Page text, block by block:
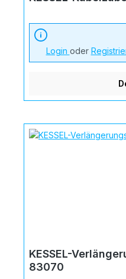
Login oder
KESSEL-
83070